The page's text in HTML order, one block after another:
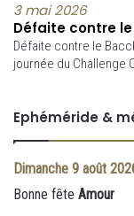
3 mai 2026
Défaite contre
Défaite contre le
journée du Challenge
Ephéméride &
Dimanche 9 août
Bonne fête Amour